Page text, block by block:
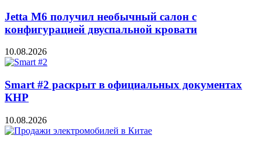
Jetta M6 получил необычный салон с
конфигурацией двуспальной кровати
10.08.2026
Smart #2 раскрыт в официальных документах
КНР
10.08.2026